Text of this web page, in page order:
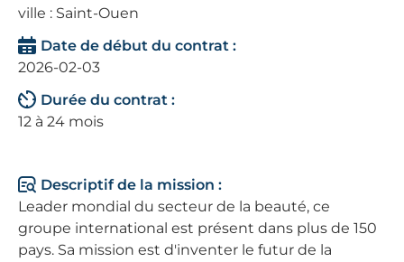
ville : Saint-Ouen
Date de début du contrat :
2026-02-03
Durée du contrat :
12 à 24 mois
Descriptif de la mission :
Leader mondial du secteur de la beauté, ce
groupe international est présent dans plus de 150
pays. Sa mission est d'inventer le futur de la